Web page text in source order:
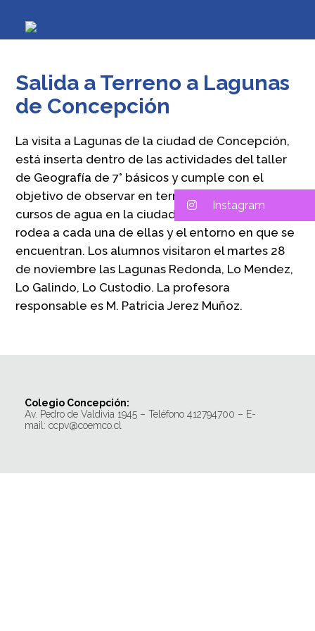
Salida a Terreno a Lagunas
de Concepción
La visita a Lagunas de la ciudad de Concepción,
está inserta dentro de las actividades del taller
de Geografía de 7° básicos y cumple con el
objetivo de observar en terreno la presencia de
cursos de agua en la ciudad, la historia que las
rodea a cada una de ellas y el entorno en que se
encuentran. Los alumnos visitaron el martes 28
de noviembre las Lagunas Redonda, Lo Mendez,
Lo Galindo, Lo Custodio. La profesora
responsable es M. Patricia Jerez Muñoz.
Colegio Concepción:
Av. Pedro de Valdivia 1945 – Teléfono 412794700 – E-
mail: ccpv@coemco.cl
Instagram